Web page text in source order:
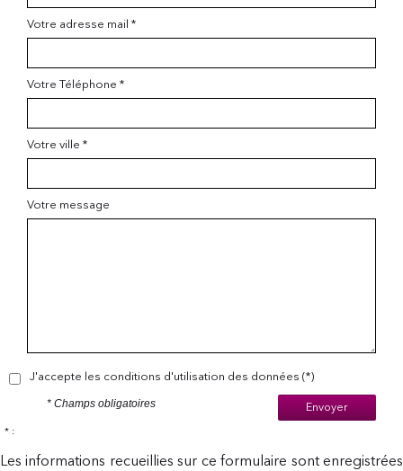
Votre adresse mail *
Votre Téléphone *
Votre ville *
Votre message
J'accepte les conditions d'utilisation des données (*)
Envoyer
* Champs obligatoires
* :
Les informations recueillies sur ce formulaire sont enregistrées